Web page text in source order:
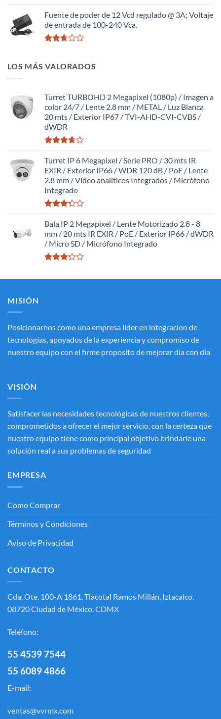
con
2.98
de 5
Fuente de poder de 12 Vcd regulado @ 3A; Voltaje
de entrada de 100-240 Vca.
2.64
LOS MÁS VALORADOS
Turret TURBOHD 2 Megapixel (1080p) / Imagen a
color 24/7 / Lente 2.8 mm / METAL / Luz Blanca
20 mts / Exterior IP67 / TVI-AHD-CVI-CVBS /
dWDR
con
3.63de
5
Turret IP 6 Megapixel / Serie PRO / 30 mts IR
EXIR / Exterior IP66 / WDR 120 dB / PoE / Lente
2.8 mm / Video analíticos Integrados / Micrófono
Integrado
con
de
5
Bala IP 2 Megapixel / Lente Motorizado 2.8 - 8
mm / 20 mts IR EXIR / PoE / Exterior IP66 / dWDR
/ Micro SD / Micrófono Integrado
MISIÓN
Posicionarnos como una empresa lider en integracion de
tecnologías, apoyados de la experiencia y compromiso de
nuestro equipo con el firme proposito de mejorar día con día
VISIÓN
Satisfacer las necesidades tecnológicas de nuestros clientes,
comprometidos a ofrecer el mejor servicio, con la certeza que
nuestro equipo tiene como principal objetivo brindarle una
solución real a sus problemas de seguridad
EMPRESA
Como Comprar
Términos y Condiciones
Aviso de Privacidad
CONTACTO
Cda. Ote. 100-A 1861, Tlacotal Ramos Millán, Iztacalco,
08720 Ciudad de México, CDMX
Teléfono:
55 4539 7544
55 6089 4866
E-mail:
ventas@vvrmx.com